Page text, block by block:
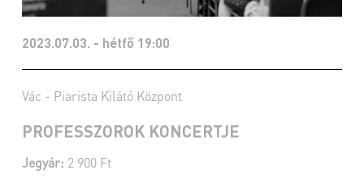
2023.07.03. - hétfő 19:00
Vác - Piarista Kilátó Központ
PROFESSZOROK KONCERTJE
Jegyár: 2 900 Ft